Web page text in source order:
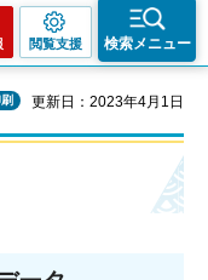
閲覧支援 検索メニュー
更新日：2023年4月1日